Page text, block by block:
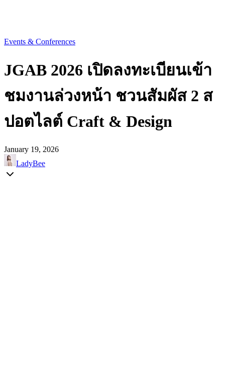
Events & Conferences
JGAB 2026 เปิดลงทะเบียนเข้า
ชมงานล่วงหน้า ชวนสัมผัส 2 ส
ปอตไลต์ Craft & Design
January 19, 2026
LadyBee